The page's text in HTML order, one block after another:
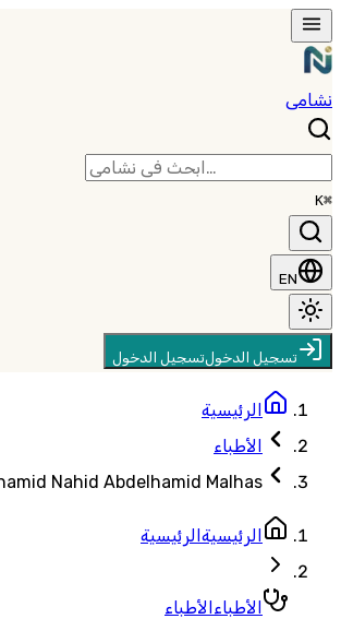
نشامى
⌘K
EN
تسجيل الدخولتسجيل الدخول
الرئيسية
الأطباء
Nahid Abdelhamid Malhas
الرئيسيةالرئيسية
الأطباءالأطباء